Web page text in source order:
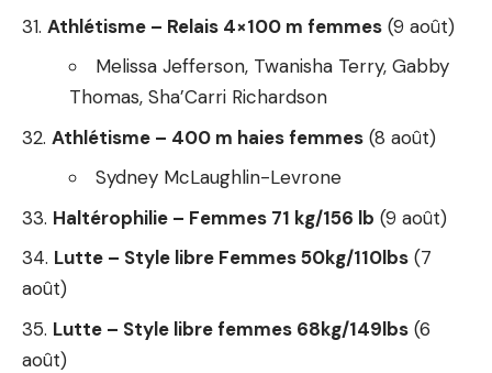
Athlétisme – Relais 4×100 m femmes (9 août)
Melissa Jefferson, Twanisha Terry, Gabby
Thomas, Sha’Carri Richardson
Athlétisme – 400 m haies femmes (8 août)
Sydney McLaughlin-Levrone
Haltérophilie – Femmes 71 kg/156 lb (9 août)
Lutte – Style libre Femmes 50kg/110lbs (7
août)
Lutte – Style libre femmes 68kg/149lbs (6
août)